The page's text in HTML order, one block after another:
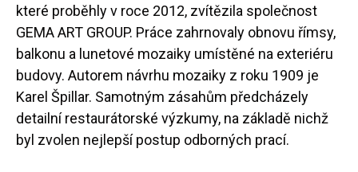
které proběhly v roce 2012, zvítězila společnost
GEMA ART GROUP. Práce zahrnovaly obnovu římsy,
balkonu a lunetové mozaiky umístěné na exteriéru
budovy. Autorem návrhu mozaiky z roku 1909 je
Karel Špillar. Samotným zásahům předcházely
detailní restaurátorské výzkumy, na základě nichž
byl zvolen nejlepší postup odborných prací.